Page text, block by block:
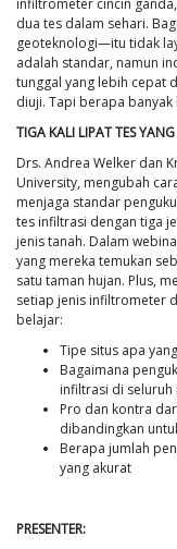
infiltrometer cincin
dua tes dalam sehari.
geoteknologi—itu tidak
adalah standar, namun
tunggal yang lebih cepat
diuji. Tapi berapa banyak
TIGA KALI LIPAT TES
Drs. Andrea Welker dan
University, mengubah
menjaga standar
tes infiltrasi dengan tiga
jenis tanah. Dalam
yang mereka temukan
satu taman hujan. Plus,
setiap jenis infiltrometer
belajar:
Tipe situs apa
Bagaimana
infiltrasi di seluruh
Pro dan kontra
dibandingkan
Berapa jumlah
yang akurat
PRESENTER: